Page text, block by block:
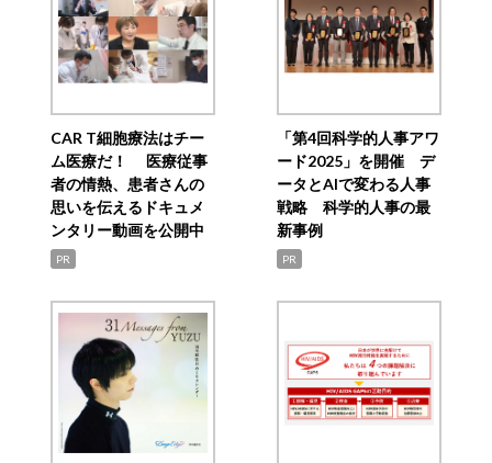
CAR T細胞療法はチー
ム医療だ！ 医療従事
者の情熱、患者さんの
思いを伝えるドキュメ
ンタリー動画を公開中
PR
「第4回科学的人事アワ
ード2025」を開催 デ
ータとAIで変わる人事
戦略 科学的人事の最
新事例
PR